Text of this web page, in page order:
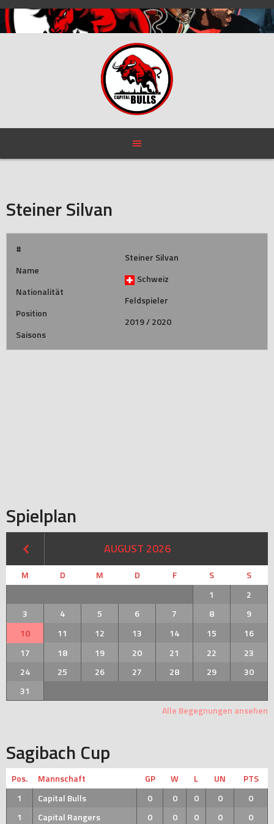
Skip
to
content
Steiner Silvan
#
Name
Steiner Silvan
Nationalität
Schweiz
Position
Feldspieler
Saisons
2019 / 2020
Spielplan
AUGUST 2026
M D M D F S
S
1
2
3
4 5 6 7 8
9
10
11 12 13 14 15
16
17
18 19 20 21 22
23
24
25 26 27 28 29
30
31
Alle Begegnungen ansehen
Sagibach Cup
Pos. Mannschaft GP W L UN
PTS
1
Capital Bulls 0 0 0 0
0
1
Capital Rangers 0 0 0 0 0